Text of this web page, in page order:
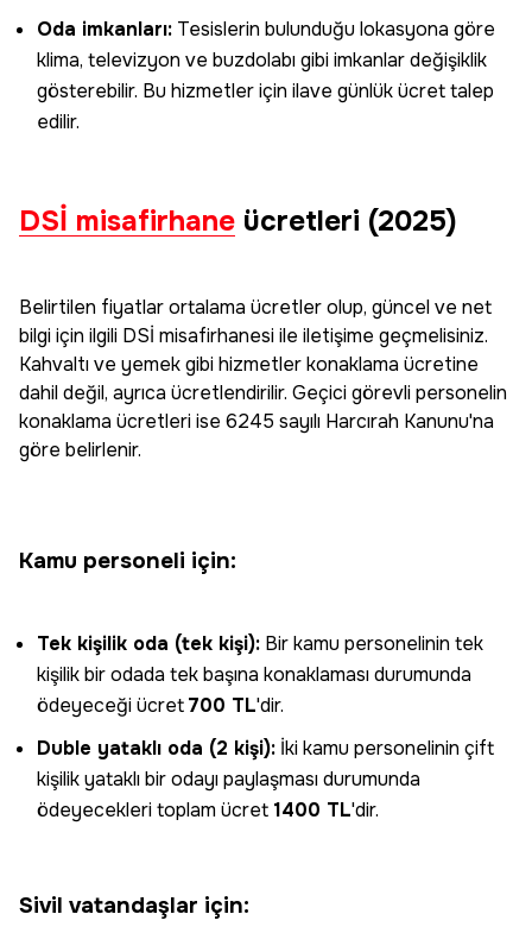
Oda imkanları: Tesislerin bulunduğu lokasyona göre
klima, televizyon ve buzdolabı gibi imkanlar değişiklik
gösterebilir. Bu hizmetler için ilave günlük ücret talep
edilir.
DSİ misafirhane ücretleri (2025)
Belirtilen fiyatlar ortalama ücretler olup, güncel ve net
bilgi için ilgili DSİ misafirhanesi ile iletişime geçmelisiniz.
Kahvaltı ve yemek gibi hizmetler konaklama ücretine
dahil değil, ayrıca ücretlendirilir. Geçici görevli personelin
konaklama ücretleri ise 6245 sayılı Harcırah Kanunu'na
göre belirlenir.
Kamu personeli için:
Tek kişilik oda (tek kişi): Bir kamu personelinin tek
kişilik bir odada tek başına konaklaması durumunda
ödeyeceği ücret700 TL'dir.
Duble yataklı oda (2 kişi): İki kamu personelinin çift
kişilik yataklı bir odayı paylaşması durumunda
ödeyecekleri toplam ücret 1400 TL'dir.
Sivil vatandaşlar için: